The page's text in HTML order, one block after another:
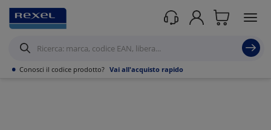
• Conosci il codice prodotto? Vai all'acquisto rapido
Prodotti /Canalizzazioni Canaline Passacavi Industriali in Metallo/Curve,
Derivazioni e accessori per Canale forato